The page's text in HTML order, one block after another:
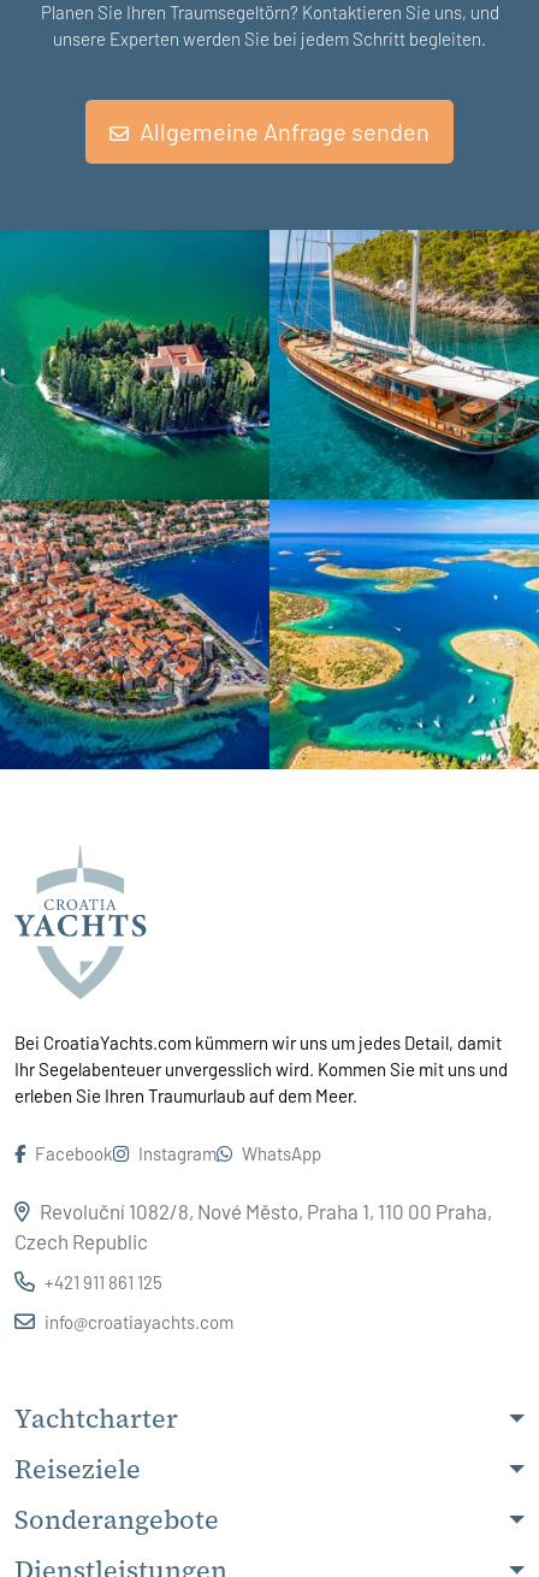
Planen Sie Ihren Traumsegeltörn? Kontaktieren Sie uns, und
unsere Experten werden Sie bei jedem Schritt begleiten.
Allgemeine Anfrage senden
Bei CroatiaYachts.com kümmern wir uns um jedes Detail, damit
Ihr Segelabenteuer unvergesslich wird. Kommen Sie mit uns und
erleben Sie Ihren Traumurlaub auf dem Meer.
Facebook Instagram WhatsApp
Revoluční 1082/8, Nové Město, Praha 1, 110 00 Praha,
Czech Republic
+421 911 861 125
info@croatiayachts.com
Yachtcharter
Reiseziele
Sonderangebote